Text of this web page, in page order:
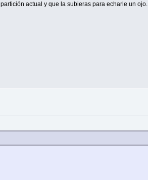
actual y que la subieras para echarle un ojo.